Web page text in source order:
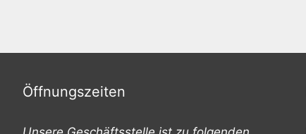
Öffnungszeiten